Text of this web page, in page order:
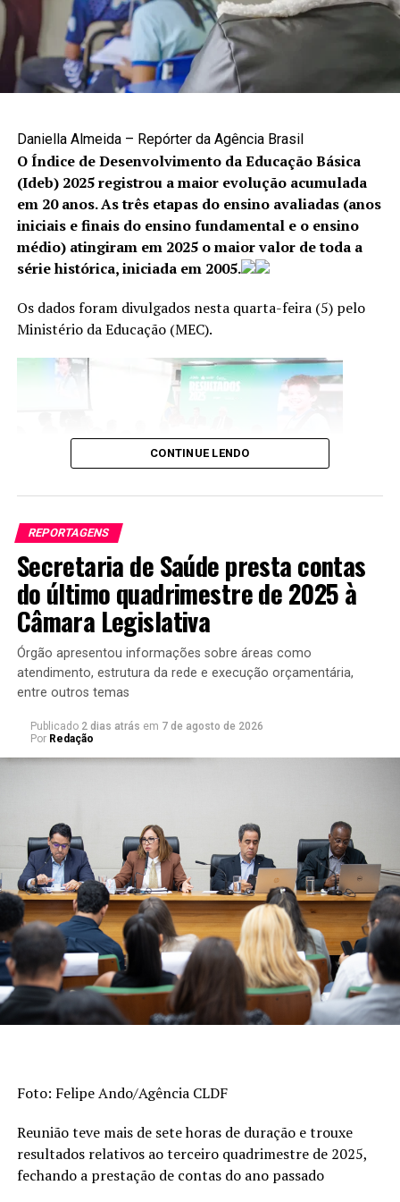
Lei de Diretrizes Orçamentárias é sancionada com veto
a prazo para pagamento de emendas
NÃO PERCA
Entra em vigor protocolo ‘Não é Não’ de prevenção à
Como denunciar
A denúncia é uma das principais formas de interromper
canais disponíveis são:
Cisdeca – Disque 125: atendimento gratuito, de
segunda a sexta-feira, das 8h às 18h, com
atendimento 24 horas aos finais de semana e
feriados;
Disque 100: atendimento gratuito, 24 horas por dia,
Centro Integrado 18 de Maio: (61) 2244-1512 e
Daniella Almeida – Repórter da Agência Brasil
O Índice de Desenvolvimento da Educação Básica
(Ideb) 2025 registrou a maior evolução acumulada
em 20 anos. As três etapas do ensino avaliadas (anos
iniciais e finais do ensino fundamental e o ensino
médio) atingiram em 2025 o maior valor de toda a
série histórica, iniciada em 2005.
Os dados foram divulgados nesta quarta-feira (5) pelo
Ministério da Educação (MEC).
Ministério da Educação divulga Ideb 2025.Foto: Luís
Fortes/MEC
Para o ministro da Educação, Leonardo Barchini, a
melhora dos indicadores é resultado de mais estudantes
na escola, menos reprovações e ganhos de
aprendizagem dos alunos.
“Após 20 anos, a escola brasileira conseguiu ao mesmo
tempo melhorar o acesso; melhorar a trajetória desses
O Ideb avalia o desempenho dos estudantes em língua
portuguesa e matemática no Sistema de Avaliação da
Educação Básica (Saeb) e as taxas de aprovação apuradas
pelo Censo Escolar. Os indicadores são divulgados a cada
dois anos. A escala do Ideb varia de 0 a 10.
>> Veja abaixo os indicadores do
ensino fundamental
para 6,3, superando a meta (6). Em 2005, era
Esta foi a etapa da educação básica que
registrou o avanço mais expressivo na série
histórica de 20 anos.
CONTINUE LENDO
REPORTAGENS
Secretaria de Saúde presta contas
do último quadrimestre de 2025 à
Câmara Legislativa
Órgão apresentou informações sobre áreas como
atendimento, estrutura da rede e execução orçamentária,
entre outros temas
Publicado 2 dias atrás em 7 de agosto de 2026
Por Redação
Foto: Felipe Ando/Agência CLDF
Reunião teve mais de sete horas de duração e trouxe
resultados relativos ao terceiro quadrimestre de 2025,
fechando a prestação de contas do ano passado